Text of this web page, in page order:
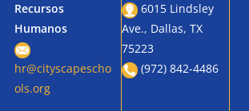
Recursos
Humanos
hr@cityscapescho
ols.org
6015 Lindsley
Ave., Dallas, TX
75223
(972) 842-4486